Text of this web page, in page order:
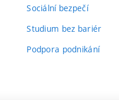
Sociální bezpečí
Studium bez bariér
Podpora podnikání